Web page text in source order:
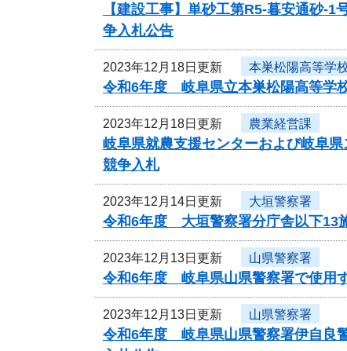
【建設工事】単砂工第R5-暮安通砂-
争入札公告
2023年12月18日更新 本巣松陽高等学
令和6年度 岐阜県立本巣松陽高等学
2023年12月18日更新 農業経営課
岐阜県就農支援センターおよび岐阜
競争入札
2023年12月14日更新 大垣警察署
令和6年度 大垣警察署分庁舎以下13
2023年12月13日更新 山県警察署
令和6年度 岐阜県山県警察署で使用
2023年12月13日更新 山県警察署
令和6年度 岐阜県山県警察署伊自良